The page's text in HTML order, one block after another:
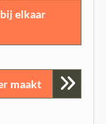
elkaar
maakt